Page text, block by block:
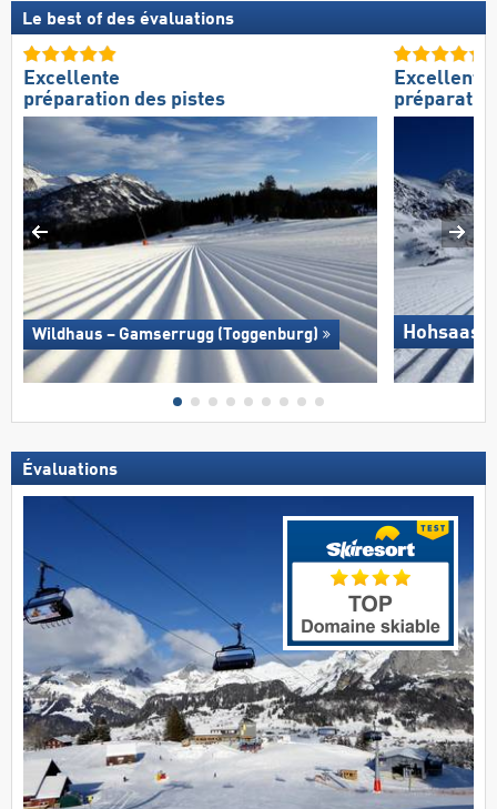
Le best of des évaluations
Excellente
préparation des pistes
Wildhaus – Gamserrugg (Toggenburg)
Excellente
Hohsaas
Évaluations